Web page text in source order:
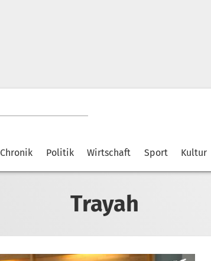
Chronik Politik Wirtschaft Sport Kultur
Trayah